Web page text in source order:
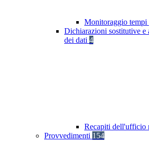
Monitoraggio tempi
Dichiarazioni sostitutive
dei dati 4
Recapiti dell'ufficio
Provvedimenti 154